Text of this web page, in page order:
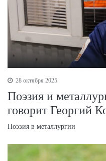
28 октября 2025
Поэзия и
говорит Георгий
Поэзия в металлургии